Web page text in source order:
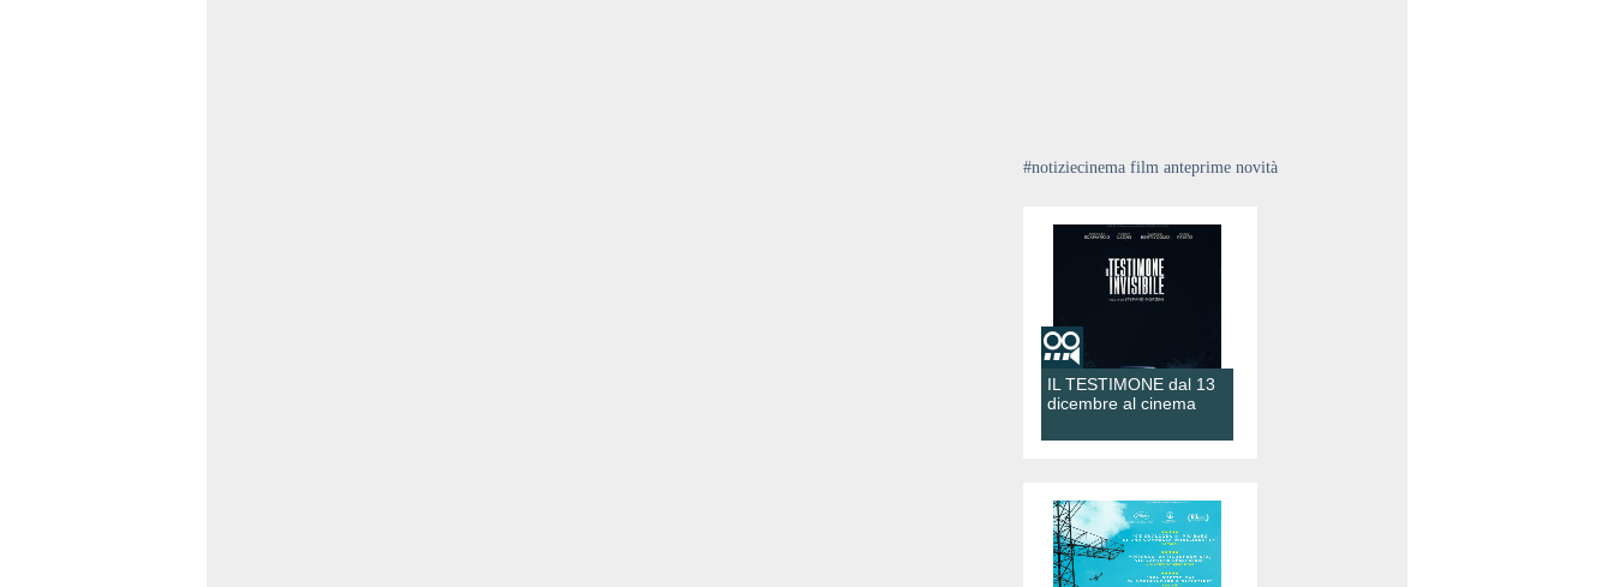
#notiziecinema film anteprime novità
IL TESTIMONE dal 13
dicembre al cinema